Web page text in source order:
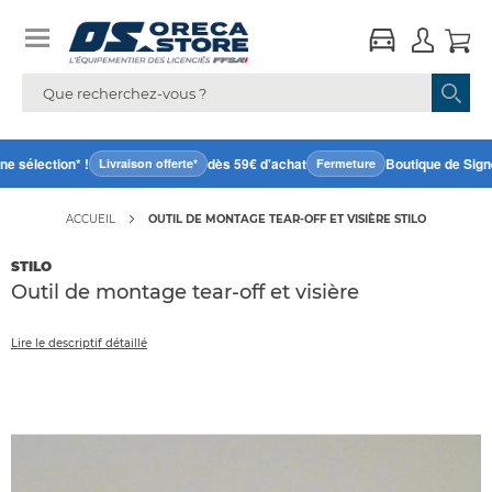
sélection* ! Livraison offerte* dès 59€ d'achat Fermeture Boutique de
ACCUEIL OUTIL DE MONTAGE TEAR-OFF ET VISIÈRE STILO
STILO
Outil de montage tear-off et visière
Lire le descriptif détaillé